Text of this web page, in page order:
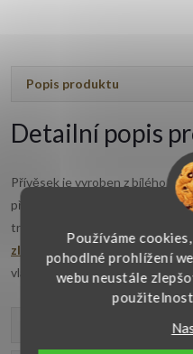
Používáme
pohodlné prohlížení
webu neustále
Popis produktu
Detailní popis
Přívěsek je vyroben z bílého
přívěsek je osazen synt. tmavě
trojúhelníku. Velikost safíru je
zlata
měří 17x9 mm. Nadčasový
vlastní zlatnické dílně a je